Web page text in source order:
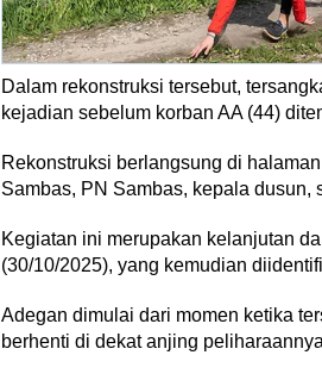
Dalam rekonstruksi tersebut,
kejadian sebelum korban AA (44)
Rekonstruksi berlangsung di
Sambas, PN Sambas, kepala dusun,
Kegiatan ini merupakan kelanjutan
(30/10/2025), yang kemudian
Adegan dimulai dari momen ketika
berhenti di dekat anjing